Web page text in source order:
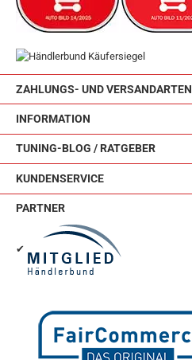
ZAHLUNGS- UND VERSANDARTEN
INFORMATION
TUNING-BLOG / RATGEBER
KUNDENSERVICE
PARTNER
✔